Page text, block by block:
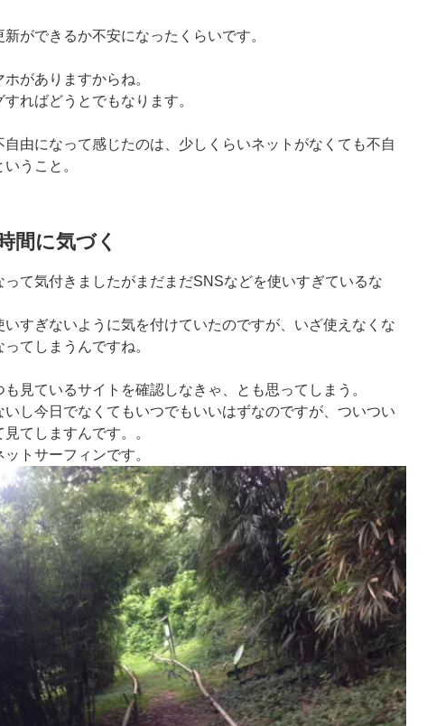
新ができるか不安になったくらいです。
がありますからね。
すればどうとでもなります。
自由になって感じたのは、少しくらいネットがなくても不自
うこと。
間に気づく
って気付きましたがまだまだSNSなどを使いすぎているな
いすぎないように気を付けていたのですが、いざ使えなくな
ってしまうんですね。
も見ているサイトを確認しなきゃ、とも思ってしまう。
いし今日でなくてもいつでもいいはずなのですが、ついつい
てしますんです。。
トサーフィンです。